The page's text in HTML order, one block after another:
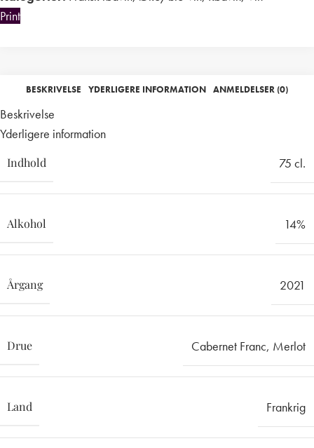
Print
BESKRIVELSE YDERLIGERE INFORMATION ANMELDELSER (0)
Beskrivelse
Yderligere information
Indhold 75 cl.
Alkohol 14%
Årgang 2021
Drue Cabernet Franc, Merlot
Land Frankrig